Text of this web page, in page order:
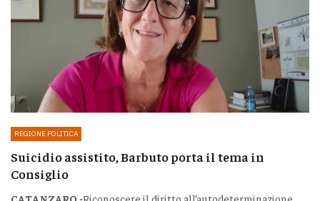
REGIONE POLITICA
Suicidio assistito, Barbuto porta il tema in
Consiglio